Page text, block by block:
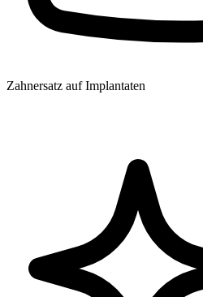
Zahnersatz auf Implantaten